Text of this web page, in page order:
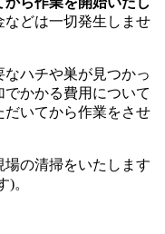
どは一切発生しませ
ハチや巣が見つかっ
かかる費用について
いてから作業をさせ
の清掃をいたします
)。